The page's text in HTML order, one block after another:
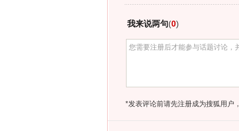
我来说两句(0)
*发表评论前请先注册成为搜狐用户